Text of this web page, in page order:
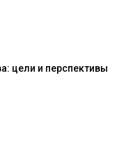
цели и перспективы